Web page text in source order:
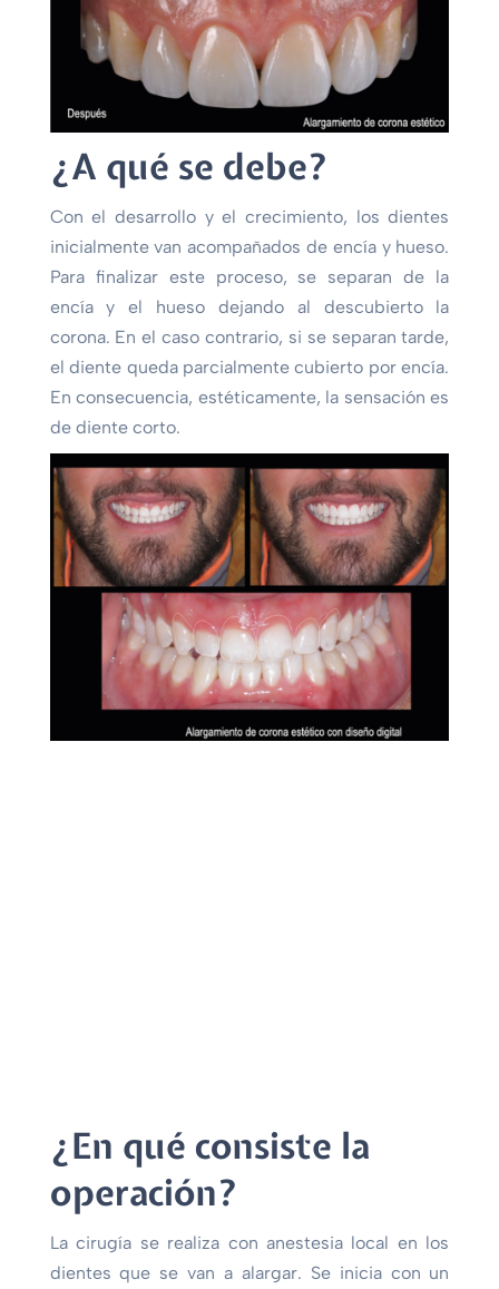
¿A qué se debe?
Con el desarrollo y el crecimiento, los dientes
inicialmente van acompañados de encía y hueso.
Para finalizar este proceso, se separan de la
encía y el hueso dejando al descubierto la
corona. En el caso contrario, si se separan tarde,
el diente queda parcialmente cubierto por encía.
En consecuencia, estéticamente, la sensación es
de diente corto.
¿En qué consiste la
operación?
La cirugía se realiza con anestesia local en los
dientes que se van a alargar. Se inicia con un